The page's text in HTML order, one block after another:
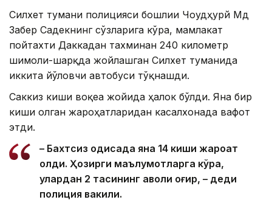
Силхет тумани полицияси бошлиғи Чоудҳурй Мд
Забер Садекнинг сўзларига кўра, мамлакат
пойтахти Даккадан тахминан 240 километр
шимоли-шарқда жойлашган Силхет туманида
иккита йўловчи автобуси тўқнашди.
Саккиз киши воқеа жойида ҳалок бўлди. Яна бир
киши олган жароҳатларидан касалхонада вафот
этди.
– Бахтсиз ҳодисада яна 14 киши жароҳат
олди. Ҳозирги маълумотларга кўра,
улардан 2 тасининг аҳволи оғир, – деди
полиция вакили.